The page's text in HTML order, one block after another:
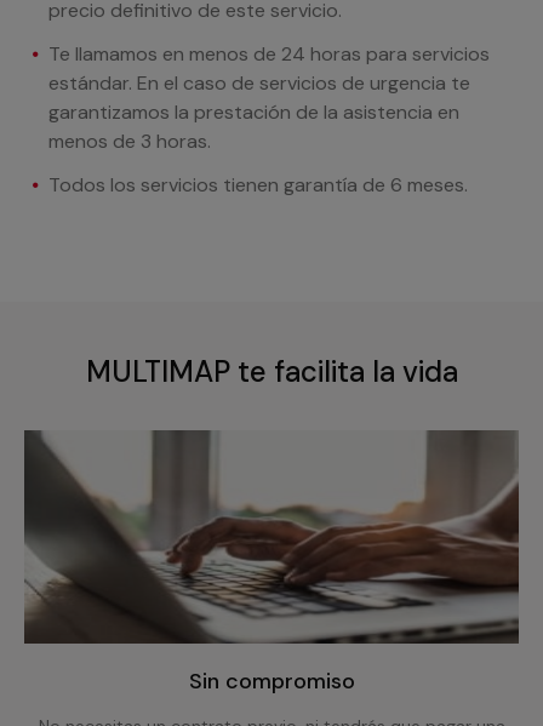
precio definitivo de este servicio.
Te llamamos en menos de 24 horas para servicios
estándar. En el caso de servicios de urgencia te
garantizamos la prestación de la asistencia en
menos de 3 horas.
Todos los servicios tienen garantía de 6 meses.
MULTIMAP te facilita la vida
Sin compromiso